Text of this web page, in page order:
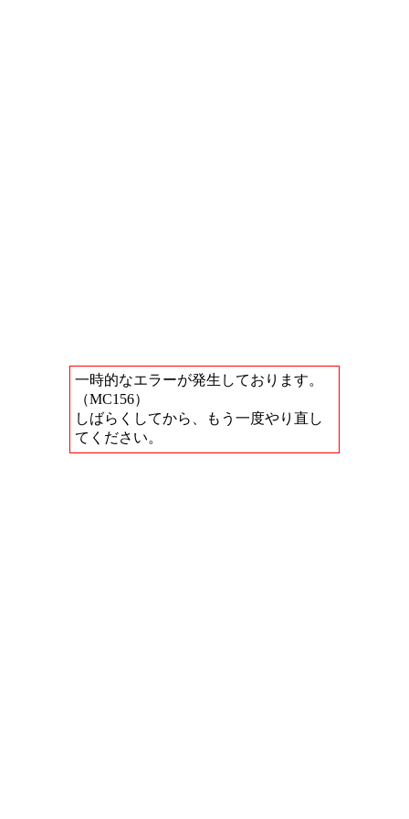
一時的なエラーが発生しております。
（MC156）
しばらくしてから、もう一度やり直し
てください。